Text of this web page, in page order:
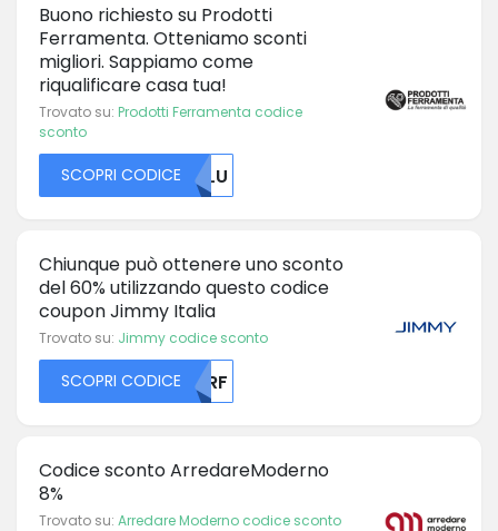
Buono richiesto su Prodotti
Ferramenta. Otteniamo sconti
migliori. Sappiamo come
riqualificare casa tua!
Trovato su: Prodotti Ferramenta codice
sconto
SCOPRI CODICE T1LU
Chiunque può ottenere uno sconto
del 60% utilizzando questo codice
coupon Jimmy Italia
Trovato su: Jimmy codice sconto
SCOPRI CODICE RURF
Codice sconto ArredareModerno
8%
Trovato su: Arredare Moderno codice sconto